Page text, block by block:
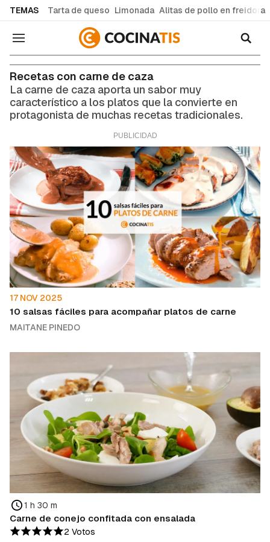
TEMAS Tarta de queso Limonada Alitas de pollo en freidora
Navegación
Recetas con carne de caza
La carne de caza aporta un sabor muy
característico a los platos que la convierte en
protagonista de muchas recetas tradicionales.
17 NOV 2025
10 salsas fáciles para acompañar platos de carne
MAITANE PINEDO
1 h 30 m
Carne de conejo confitada con ensalada
2 Votos